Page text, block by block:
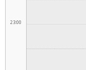
23:00